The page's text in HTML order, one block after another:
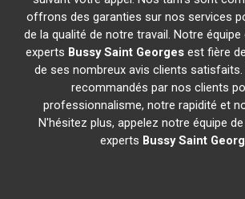
offrons des garanties sur nos services
de la qualité de notre travail. Notre
experts Bussy Saint Georges est fière
de ses nombreux avis clients
recommandés par nos clients
professionnalisme, notre rapidité et
N'hésitez plus, appelez notre équipe
experts Bussy Saint